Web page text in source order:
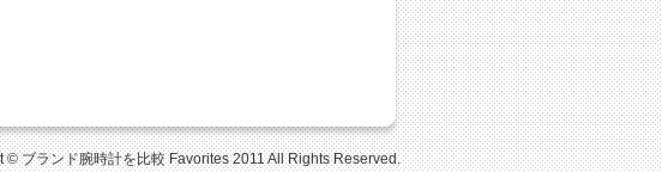
© ブランド腕時計を比較 Favorites 2011 All Rights Reserved.